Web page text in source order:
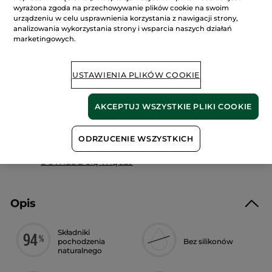
Przeczytaj
recenzje.
Szampon
przeciw
wypadaniu
włosów
DODAJ DO KOSZYKA
Dostawa między 12/08 a 13/08.
Bezpieczna płatność
Satysfakcja albo zwrot pieniędzy
Darmowa wysyłka przy każdym zamówieniu
powyżej 179 zł
Opis
Składniki
pochodzenia
naturalnego
Bez silikonów
wyrażona zgoda na przechowywanie plików cookie na swoim
urządzeniu w celu usprawnienia korzystania z nawigacji strony,
analizowania wykorzystania strony i wsparcia naszych działań
marketingowych.
USTAWIENIA PLIKÓW COOKIE
ODRZUCENIE WSZYSTKICH
AKCEPTUJ WSZYSTKIE PLIKI COOKIE